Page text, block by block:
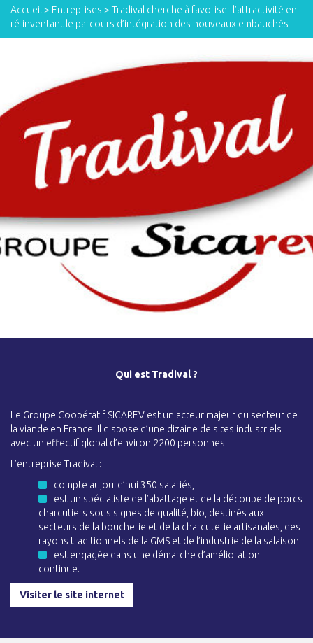
Accueil > Entreprises > Tradival cherche à favoriser l’attractivité en
ré-inventant le parcours d’intégration des nouveaux embauchés
Qui est Tradival ?
Le Groupe Coopératif SICAREV est un acteur majeur du secteur de
la viande en France. Il dispose d’une dizaine de sites industriels
avec un effectif global d’environ 2200 personnes.
L’entreprise Tradival :
compte aujourd’hui 350 salariés,
est un spécialiste de l’abattage et de la découpe de porcs
charcutiers sous signes de qualité, bio, destinés aux
secteurs de la boucherie et de la charcuterie artisanales, des
rayons traditionnels de la GMS et de l’industrie de la salaison.
est engagée dans une démarche d’amélioration
continue.
Visiter le site internet